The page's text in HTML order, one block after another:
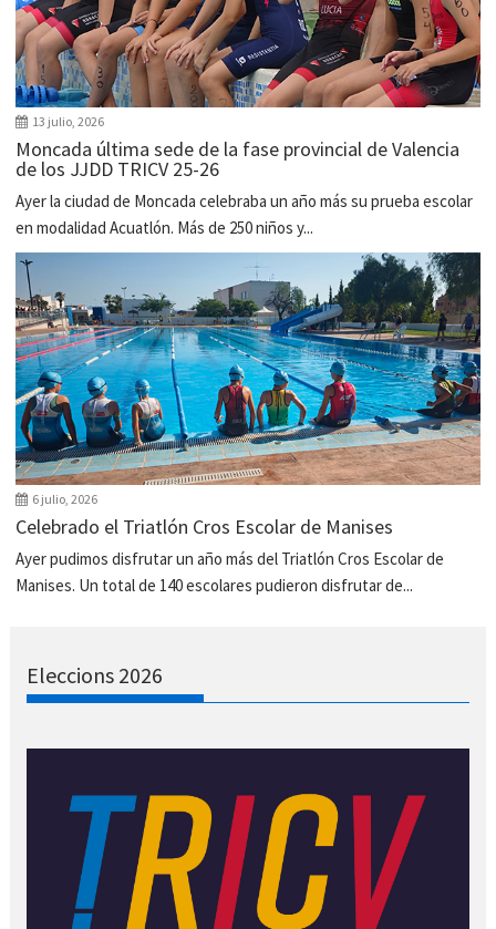
13 julio, 2026
Moncada última sede de la fase provincial de Valencia
de los JJDD TRICV 25-26
Ayer la ciudad de Moncada celebraba un año más su prueba escolar
en modalidad Acuatlón. Más de 250 niños y...
6 julio, 2026
Celebrado el Triatlón Cros Escolar de Manises
Ayer pudimos disfrutar un año más del Triatlón Cros Escolar de
Manises. Un total de 140 escolares pudieron disfrutar de...
Eleccions 2026